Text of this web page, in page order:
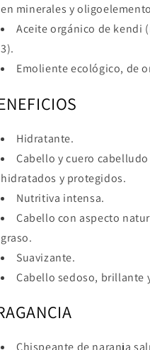
en minerales y
Aceite orgánico de kendi
3).
Emoliente ecológico, de
Hidratante.
Cabello y cuero
hidratados y protegidos.
Nutritiva intensa.
Cabello con aspecto
graso.
Suavizante.
Cabello sedoso, brillante